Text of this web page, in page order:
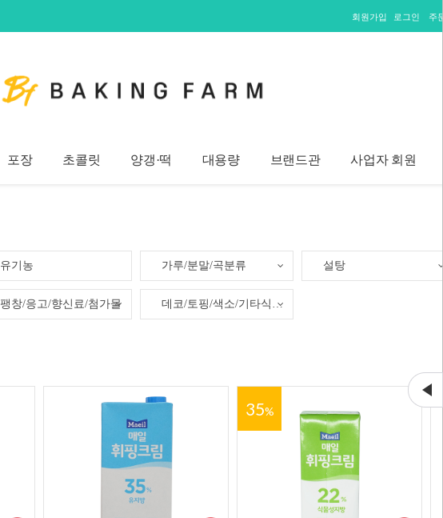
회원가입 로그인 주
포장 초콜릿 양갱·떡 대용량 브랜드관 사업자 회원
유기농 가루/분말/곡분류 설탕
팽창/응고/향신료/첨가물 데코/토핑/색소/기타식재료
35%